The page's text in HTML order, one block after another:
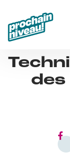
content